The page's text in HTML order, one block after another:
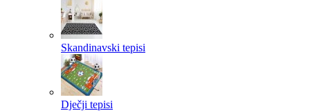
Skandinavski tepisi
Dječji tepisi